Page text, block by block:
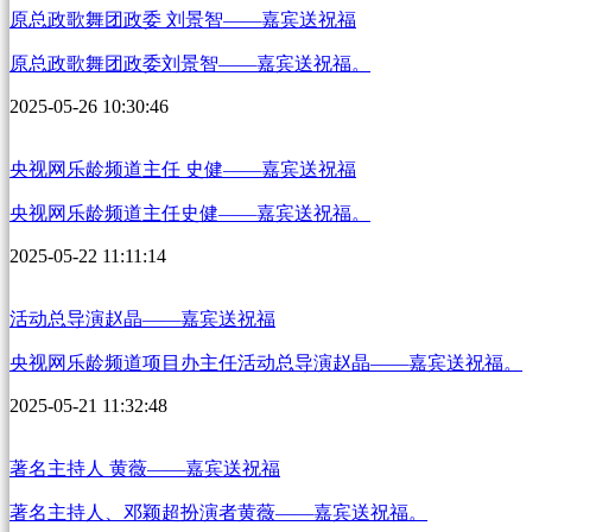
原总政歌舞团政委 刘景智——嘉宾送祝福
原总政歌舞团政委刘景智——嘉宾送祝福。
2025-05-26 10:30:46
央视网乐龄频道主任 史健——嘉宾送祝福
央视网乐龄频道主任史健——嘉宾送祝福。
2025-05-22 11:11:14
活动总导演赵晶——嘉宾送祝福
央视网乐龄频道项目办主任活动总导演赵晶——嘉宾送祝福。
2025-05-21 11:32:48
著名主持人 黄薇——嘉宾送祝福
著名主持人、邓颖超扮演者黄薇——嘉宾送祝福。